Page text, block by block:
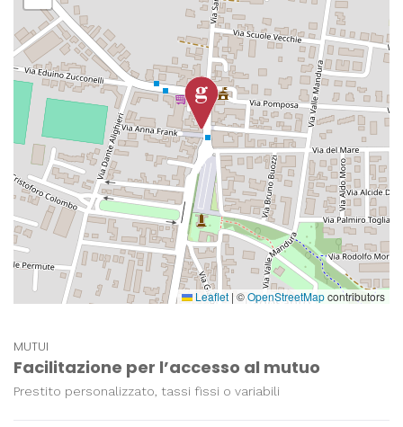
Leaflet | ©OpenStreetMapcontributors
MUTUI
Facilitazione per l’accesso al mutuo
Prestito personalizzato, tassi fissi o variabili